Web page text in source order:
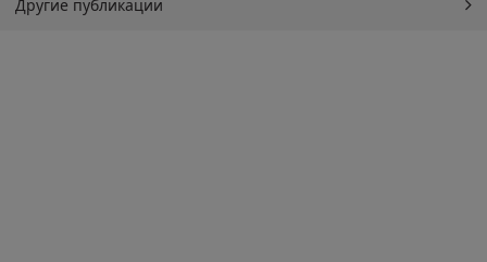
Другие публикации